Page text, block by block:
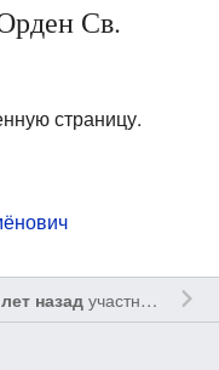
Св.
страницу.
назадучастником